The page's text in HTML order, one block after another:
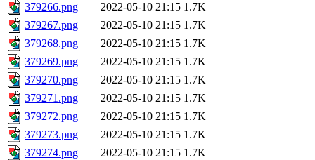
379266.png
2022-05-10 21:15 1.7K
379267.png
2022-05-10 21:15 1.7K
379268.png
2022-05-10 21:15 1.7K
379269.png
2022-05-10 21:15 1.7K
379270.png
2022-05-10 21:15 1.7K
379271.png
2022-05-10 21:15 1.7K
379272.png
2022-05-10 21:15 1.7K
379273.png
2022-05-10 21:15 1.7K
379274.png
2022-05-10 21:15 1.7K